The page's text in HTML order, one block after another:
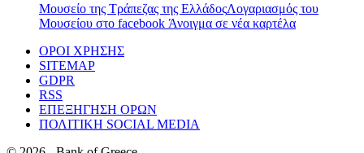
Μουσείο της Τράπεζας της ΕλλάδοςΛογαριασμός του
Μουσείου στο facebook Άνοιγμα σε νέα καρτέλα
ΟΡΟΙ ΧΡΗΣΗΣ
SITEMAP
GDPR
RSS
ΕΠΕΞΗΓΗΣΗ ΟΡΩΝ
ΠΟΛΙΤΙΚΗ SOCIAL MEDIA